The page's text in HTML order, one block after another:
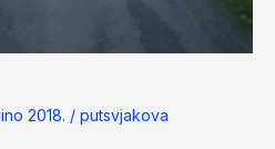
2018. / putsvjakova